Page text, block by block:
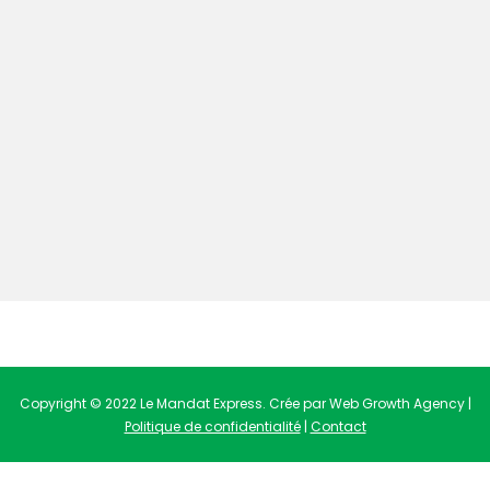
Copyright © 2022 Le Mandat Express. Crée par Web Growth Agency |
Politique de confidentialité| Contact